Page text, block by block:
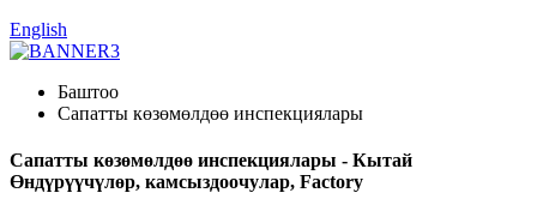
English
Баштоо
Сапатты көзөмөлдөө инспекциялары
Сапатты көзөмөлдөө инспекциялары - Кытай
Өндүрүүчүлөр, камсыздоочулар, Factory